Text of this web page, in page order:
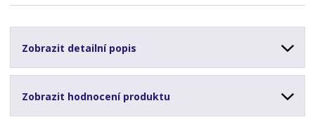
Zobrazit detailní popis
Zobrazit hodnocení produktu